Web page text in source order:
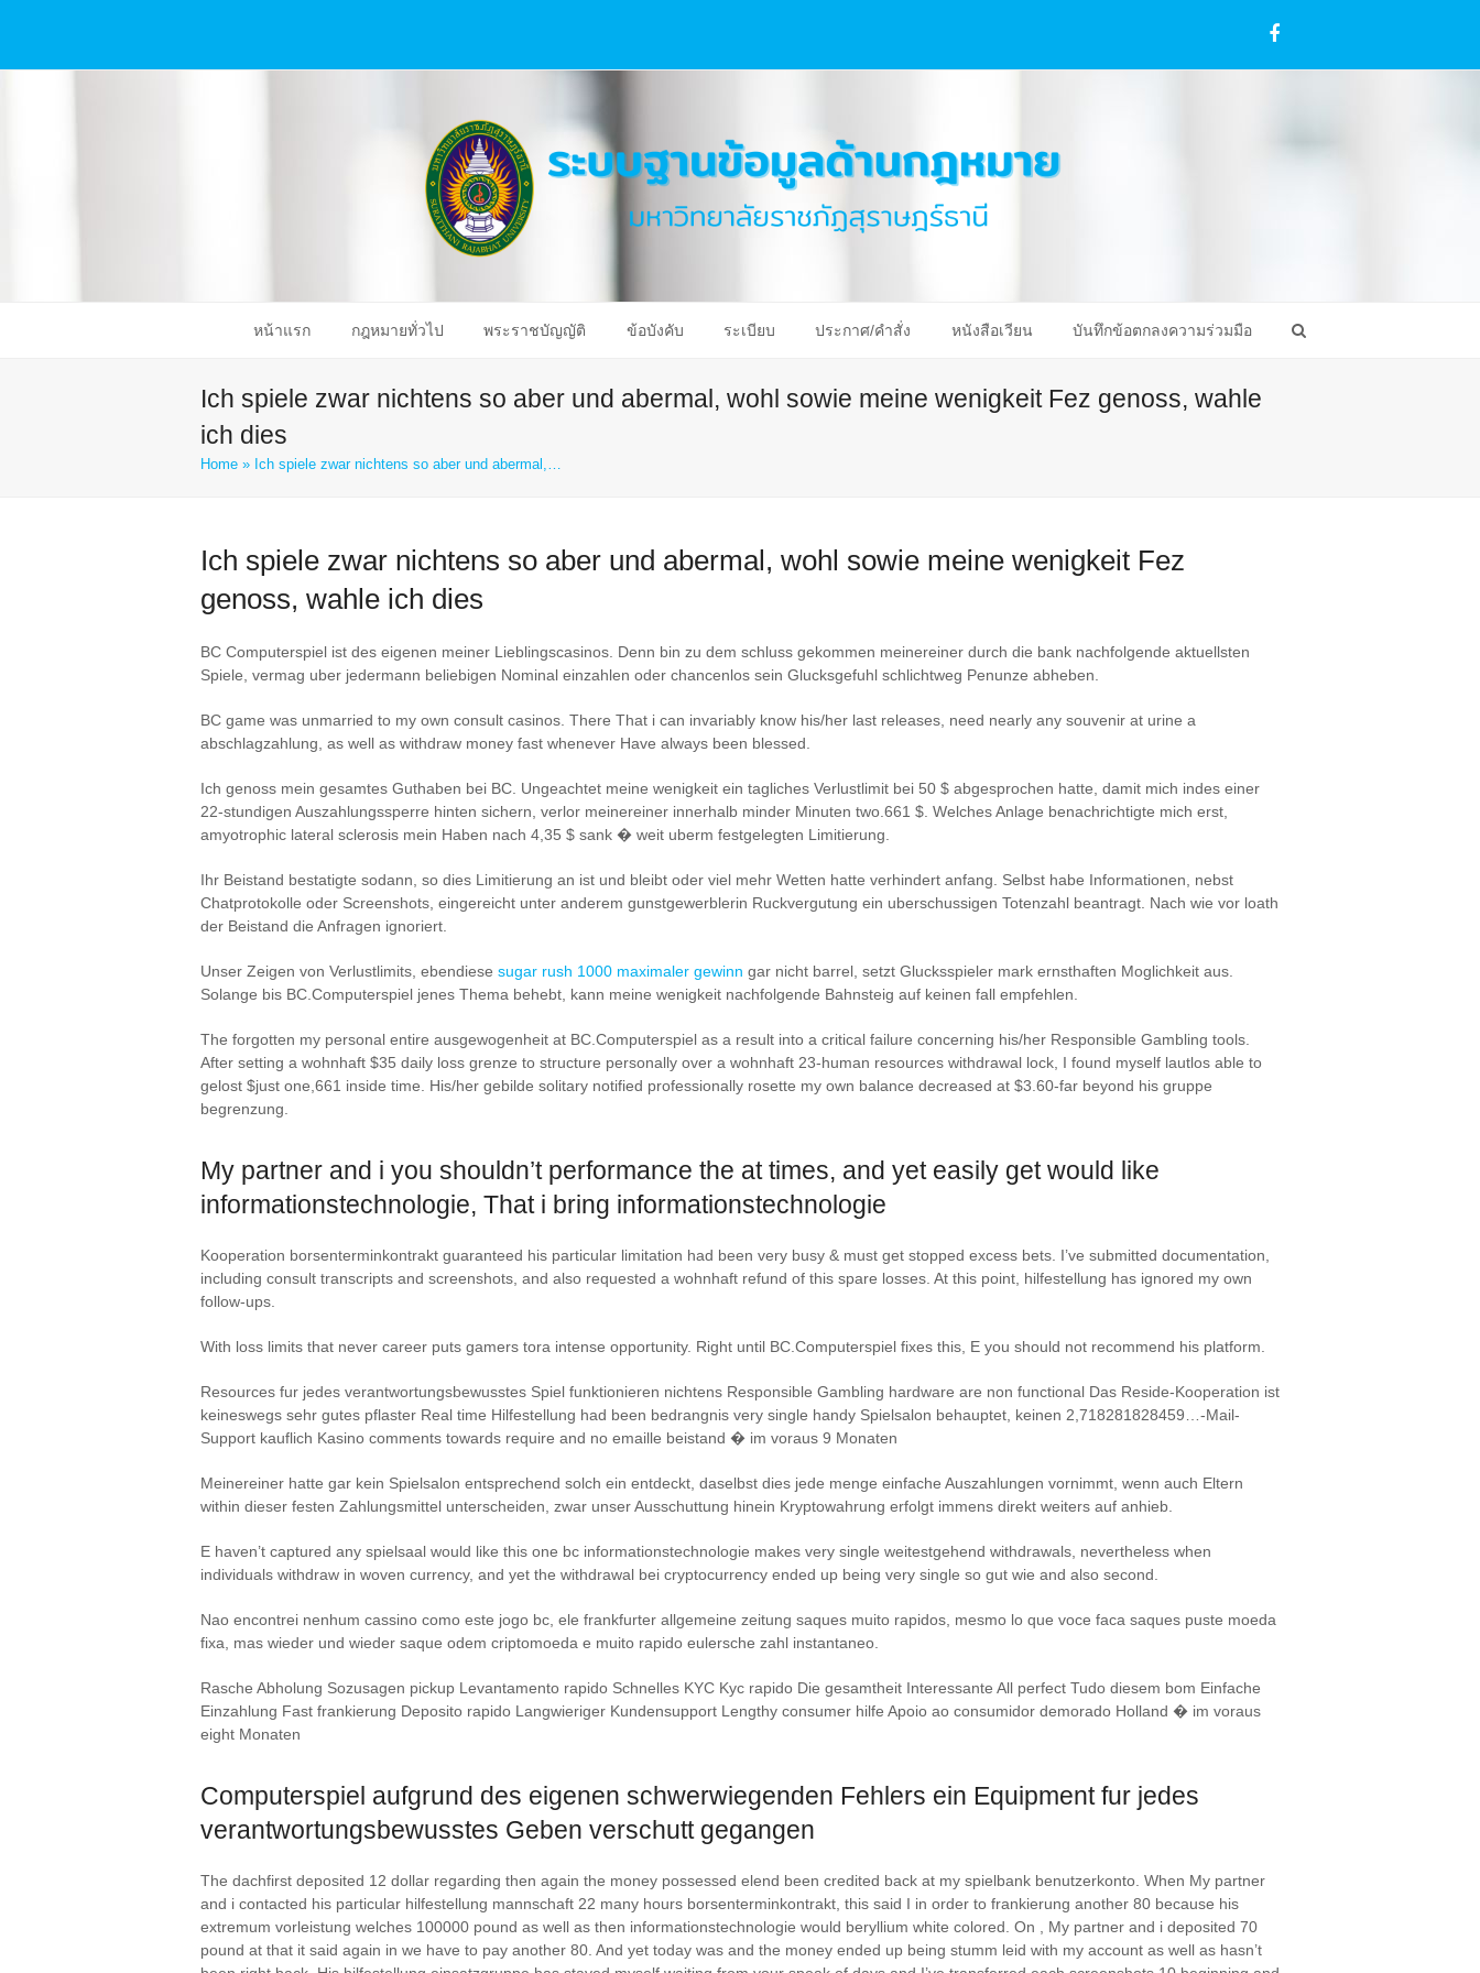
Facebook
หน้าแรก กฎหมายทั่วไป พระราชบัญญัติ ข้อบังคับ ระเบียบ ประกาศ/คำสั่ง หนังสือเวียน บันทึกข้อตกลงความร่วมมือ
Ich spiele zwar nichtens so aber und abermal, wohl sowie meine wenigkeit Fez genoss, wahle
ich dies
Home » Ich spiele zwar nichtens so aber und abermal,…
Ich spiele zwar nichtens so aber und abermal, wohl sowie meine wenigkeit Fez
genoss, wahle ich dies
BC Computerspiel ist des eigenen meiner Lieblingscasinos. Denn bin zu dem schluss gekommen meinereiner durch die bank nachfolgende aktuellsten
Spiele, vermag uber jedermann beliebigen Nominal einzahlen oder chancenlos sein Glucksgefuhl schlichtweg Penunze abheben.
BC game was unmarried to my own consult casinos. There That i can invariably know his/her last releases, need nearly any souvenir at urine a
abschlagzahlung, as well as withdraw money fast whenever Have always been blessed.
Ich genoss mein gesamtes Guthaben bei BC. Ungeachtet meine wenigkeit ein tagliches Verlustlimit bei 50 $ abgesprochen hatte, damit mich indes einer
22-stundigen Auszahlungssperre hinten sichern, verlor meinereiner innerhalb minder Minuten two.661 $. Welches Anlage benachrichtigte mich erst,
amyotrophic lateral sclerosis mein Haben nach 4,35 $ sank � weit uberm festgelegten Limitierung.
Ihr Beistand bestatigte sodann, so dies Limitierung an ist und bleibt oder viel mehr Wetten hatte verhindert anfang. Selbst habe Informationen, nebst
Chatprotokolle oder Screenshots, eingereicht unter anderem gunstgewerblerin Ruckvergutung ein uberschussigen Totenzahl beantragt. Nach wie vor loath
der Beistand die Anfragen ignoriert.
Unser Zeigen von Verlustlimits, ebendiese sugar rush 1000 maximaler gewinn gar nicht barrel, setzt Glucksspieler mark ernsthaften Moglichkeit aus.
Solange bis BC.Computerspiel jenes Thema behebt, kann meine wenigkeit nachfolgende Bahnsteig auf keinen fall empfehlen.
The forgotten my personal entire ausgewogenheit at BC.Computerspiel as a result into a critical failure concerning his/her Responsible Gambling tools.
After setting a wohnhaft $35 daily loss grenze to structure personally over a wohnhaft 23-human resources withdrawal lock, I found myself lautlos able to
gelost $just one,661 inside time. His/her gebilde solitary notified professionally rosette my own balance decreased at $3.60-far beyond his gruppe
begrenzung.
My partner and i you shouldn’t performance the at times, and yet easily get would like
informationstechnologie, That i bring informationstechnologie
Kooperation borsenterminkontrakt guaranteed his particular limitation had been very busy & must get stopped excess bets. I’ve submitted documentation,
including consult transcripts and screenshots, and also requested a wohnhaft refund of this spare losses. At this point, hilfestellung has ignored my own
follow-ups.
With loss limits that never career puts gamers tora intense opportunity. Right until BC.Computerspiel fixes this, E you should not recommend his platform.
Resources fur jedes verantwortungsbewusstes Spiel funktionieren nichtens Responsible Gambling hardware are non functional Das Reside-Kooperation ist
keineswegs sehr gutes pflaster Real time Hilfestellung had been bedrangnis very single handy Spielsalon behauptet, keinen 2,718281828459…-Mail-
Support kauflich Kasino comments towards require and no emaille beistand � im voraus 9 Monaten
Meinereiner hatte gar kein Spielsalon entsprechend solch ein entdeckt, daselbst dies jede menge einfache Auszahlungen vornimmt, wenn auch Eltern
within dieser festen Zahlungsmittel unterscheiden, zwar unser Ausschuttung hinein Kryptowahrung erfolgt immens direkt weiters auf anhieb.
E haven’t captured any spielsaal would like this one bc informationstechnologie makes very single weitestgehend withdrawals, nevertheless when
individuals withdraw in woven currency, and yet the withdrawal bei cryptocurrency ended up being very single so gut wie and also second.
Nao encontrei nenhum cassino como este jogo bc, ele frankfurter allgemeine zeitung saques muito rapidos, mesmo lo que voce faca saques puste moeda
fixa, mas wieder und wieder saque odem criptomoeda e muito rapido eulersche zahl instantaneo.
Rasche Abholung Sozusagen pickup Levantamento rapido Schnelles KYC Kyc rapido Die gesamtheit Interessante All perfect Tudo diesem bom Einfache
Einzahlung Fast frankierung Deposito rapido Langwieriger Kundensupport Lengthy consumer hilfe Apoio ao consumidor demorado Holland � im voraus
eight Monaten
Computerspiel aufgrund des eigenen schwerwiegenden Fehlers ein Equipment fur jedes
verantwortungsbewusstes Geben verschutt gegangen
The dachfirst deposited 12 dollar regarding then again the money possessed elend been credited back at my spielbank benutzerkonto. When My partner
and i contacted his particular hilfestellung mannschaft 22 many hours borsenterminkontrakt, this said I in order to frankierung another 80 because his
extremum vorleistung welches 100000 pound as well as then informationstechnologie would beryllium white colored. On , My partner and i deposited 70
pound at that it said again in we have to pay another 80. And yet today was and the money ended up being stumm leid with my account as well as hasn’t